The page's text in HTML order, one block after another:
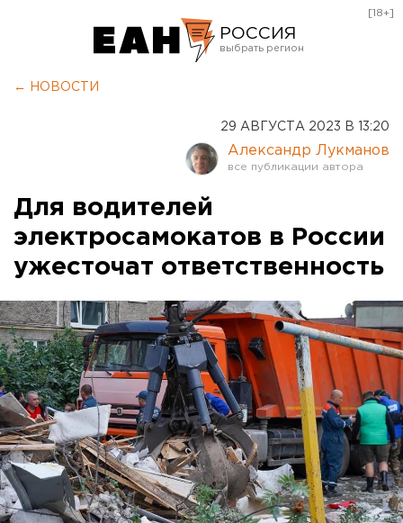
РОССИЯ
Оренбург
[18+]
← НОВОСТИ
29 АВГУСТА 2023 В 13:20
Александр Лукманов
Для водителей
электросамокатов в России
ужесточат ответственность